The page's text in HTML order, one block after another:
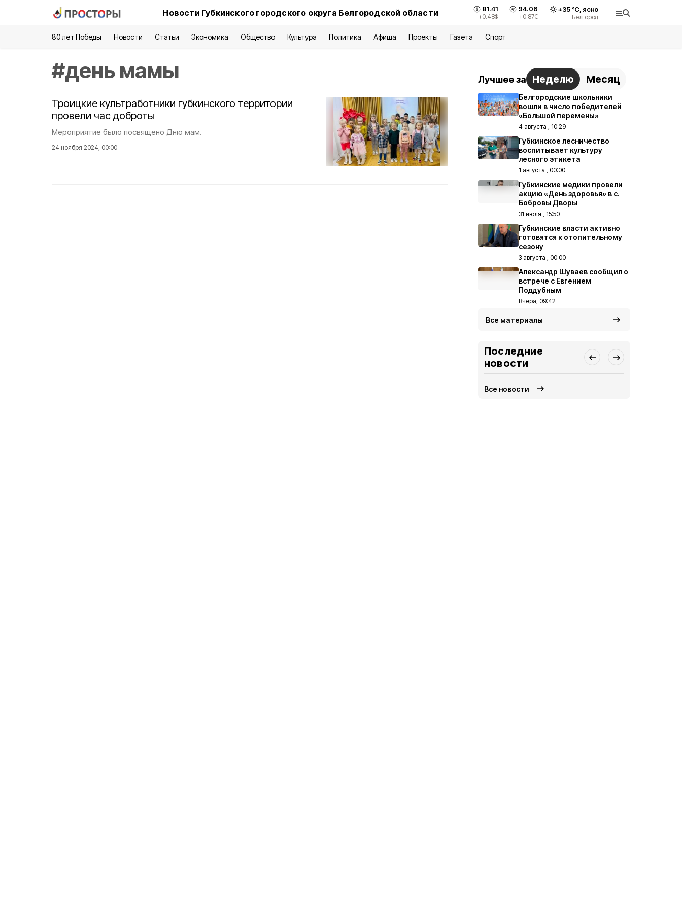
Новости Губкинского городского округа Белгородской области 81.41
+0.48$
94.06
+0.87€
+35°С, ясно
Белгород
80 лет Победы Новости Статьи Экономика Общество Культура Политика Афиша Проекты Газета Спорт
#день мамы
Троицкие культработники губкинского территории
провели час доброты
Мероприятие было посвящено Дню мам.
24 ноября 2024, 00:00
Лучшее за Неделю Месяц
Белгородские школьники
вошли в число победителей
«Большой перемены»
4 августа , 10:29
Губкинское лесничество
воспитывает культуру
лесного этикета
1 августа , 00:00
Губкинские медики провели
акцию «День здоровья» в с.
Бобровы Дворы
31 июля , 15:50
Губкинские власти активно
готовятся к отопительному
сезону
3 августа , 00:00
Александр Шуваев сообщил о
встрече с Евгением
Поддубным
Вчера, 09:42
Все материалы
Последние
новости
Все новости